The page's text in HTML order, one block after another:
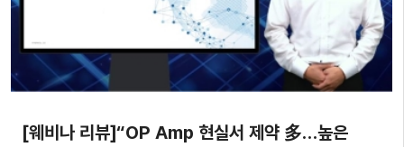
[웨비나 리뷰]“OP Amp 현실서 제약 多…높은